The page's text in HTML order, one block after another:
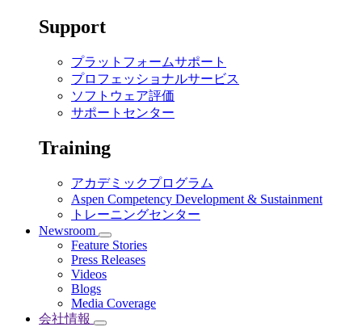
Support
プラットフォームサポート
プロフェッショナルサービス
ソフトウェア評価
サポートセンター
Training
アカデミックプログラム
Aspen Competency Development & Sustainment
トレーニングセンター
Newsroom
Feature Stories
Press Releases
Videos
Blogs
Media Coverage
会社情報